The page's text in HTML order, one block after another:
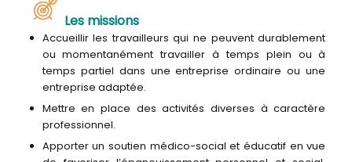
Les missions
Accueillir les travailleurs qui ne peuvent durablement
ou momentanément travailler à temps plein ou à
temps partiel dans une entreprise ordinaire ou une
entreprise adaptée.
Mettre en place des activités diverses à caractère
professionnel.
Apporter un soutien médico-social et éducatif en vue